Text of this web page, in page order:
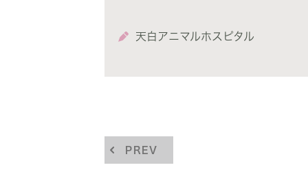
天白アニマルホスピタル
PREV